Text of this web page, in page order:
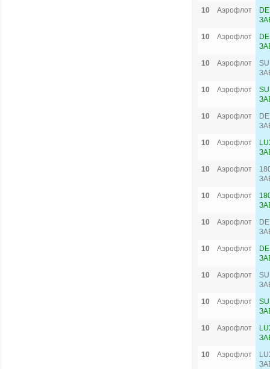
10
Аэрофлот
10
Аэрофлот
10
Аэрофлот
10
Аэрофлот
10
Аэрофлот
10
Аэрофлот
10
Аэрофлот
10
Аэрофлот
10
Аэрофлот
10
Аэрофлот
10
Аэрофлот
10
Аэрофлот
10
Аэрофлот
10
Аэрофлот